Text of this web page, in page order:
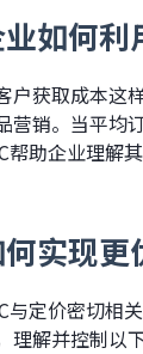
如何利
户获取成本这
营销。当平均
帮助企业理解
实现更
与定价密切相
理解并控制以